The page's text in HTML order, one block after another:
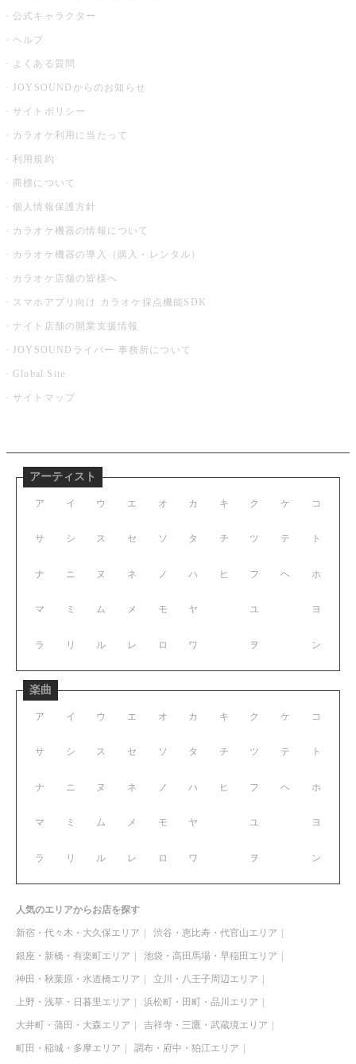
公式キャラクター
ヘルプ
よくある質問
JOYSOUNDからのお知らせ
サイトポリシー
カラオケ利用に当たって
利用規約
商標について
個人情報保護方針
カラオケ機器の情報について
カラオケ機器の導入（購入・レンタル）
カラオケ店舗の皆様へ
スマホアプリ向け カラオケ採点機能SDK
ナイト店舗の開業支援情報
JOYSOUNDライバー 事務所について
Global Site
サイトマップ
アーティスト
ア イ ウ エ オ
サ シ ス セ ソ
ナ ニ ヌ ネ ノ
マ ミ ム メ モ
ラ リ ル レ ロ
カ キ ク ケ コ
タ チ ツ テ ト
ハ ヒ フ ヘ ホ
ヤ ユ ヨ
ワ ヲ ン
楽曲
ア イ ウ エ オ
サ シ ス セ ソ
ナ ニ ヌ ネ ノ
マ ミ ム メ モ
ラ リ ル レ ロ
カ キ ク ケ コ
タ チ ツ テ ト
ハ ヒ フ ヘ ホ
ヤ ユ ヨ
ワ ヲ ン
人気のエリアからお店を探す
新宿・代々木・大久保エリア 渋谷・恵比寿・代官山エリア
銀座・新橋・有楽町エリア 池袋・高田馬場・早稲田エリア
神田・秋葉原・水道橋エリア 立川・八王子周辺エリア
上野・浅草・日暮里エリア 浜松町・田町・品川エリア
大井町・蒲田・大森エリア 吉祥寺・三鷹・武蔵境エリア
町田・稲城・多摩エリア 調布・府中・狛江エリア